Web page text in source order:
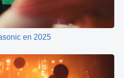
en 2025